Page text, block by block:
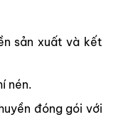
sản xuất và kết
nén.
đóng gói với